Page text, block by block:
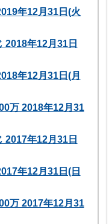
年12月31日(火
2018年12月31日
年12月31日(月
万 2018年12月31
2017年12月31日
年12月31日(日
万 2017年12月31